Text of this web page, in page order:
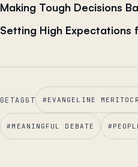
Making Tough Decisions
Setting High Expectations
GETAGGT #EVANGELINE
#MEANINGFUL DEBATE #